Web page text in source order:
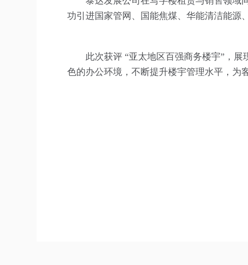
功引进国家管网、国能焦煤、华能清洁能源
此次获评 “亚太地区百强商务楼宇”，
色的办公环境，不断提升楼宇管理水平，为